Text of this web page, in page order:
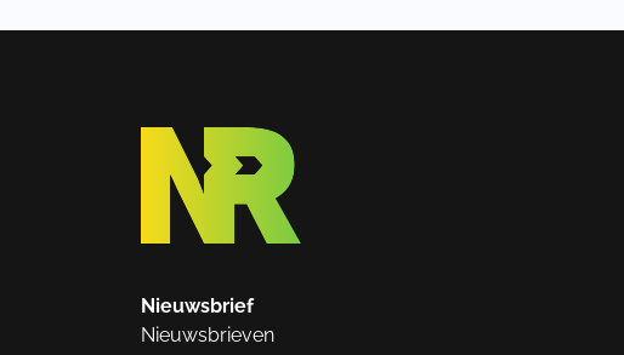
Nieuwsbrief
Nieuwsbrieven